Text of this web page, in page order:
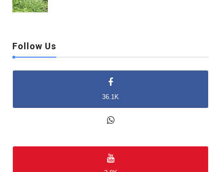
Follow Us
36.1K